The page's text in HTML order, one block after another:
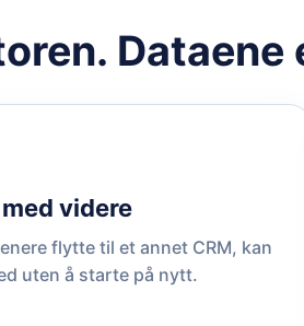
Dataene
videre
flytte til et annet CRM, kan
uten å starte på nytt.